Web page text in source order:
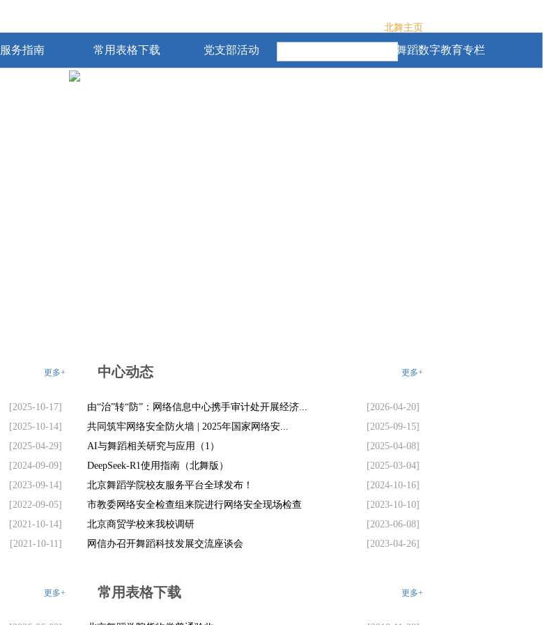
北舞主页
服务指南 常用表格下载 党支部活动 舞蹈数字教育专栏
更多+
[2025-10-17]
[2025-10-14]
[2025-04-29]
[2024-09-09]
[2023-09-14]
[2022-09-05]
[2021-10-14]
[2021-10-11]
更多+
中心动态
[2026-04-20]
由“治”转“防”：网络信息中心携手审计处开展经济...
[2025-09-15]
共同筑牢网络安全防火墙 | 2025年国家网络安...
[2025-04-08]
AI与舞蹈相关研究与应用（1）
[2025-03-04]
DeepSeek-R1使用指南（北舞版）
[2024-10-16]
北京舞蹈学院校友服务平台全球发布！
[2023-10-10]
市教委网络安全检查组来院进行网络安全现场检查
[2023-06-08]
北京商贸学校来我校调研
[2023-04-26]
网信办召开舞蹈科技发展交流座谈会
更多+ 更多+
常用表格下载